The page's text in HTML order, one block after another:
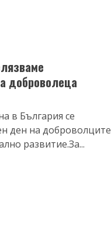
доброволеца
в България се
ден на доброволците
развитие.За...